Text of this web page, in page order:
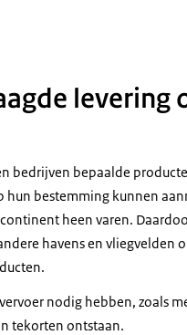
levering
bedrijven bepaalde
bestemming kunnen
heen varen.
havens en vliegvelden
nodig hebben, zoals
tekorten ontstaan.